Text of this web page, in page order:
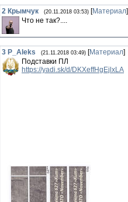
2 Крымчук (20.11.2018 03:53) [Материал]
Что не так?....
3 P_Aleks (21.11.2018 03:49) [Материал]
Подставки ПЛ
https://yadi.sk/d/DKXeffHgEjlxLA